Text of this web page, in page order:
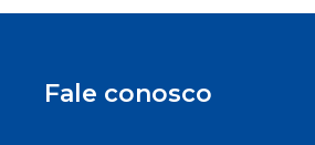
Fale conosco